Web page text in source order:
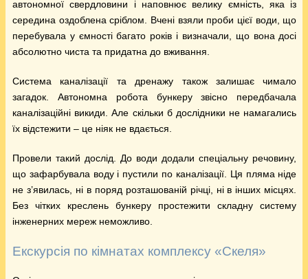
автономної свердловини і наповнює велику ємність, яка із
середина оздоблена сріблом. Вчені взяли проби цієї води, що
перебувала у ємності багато років і визначали, що вона досі
абсолютно чиста та придатна до вживання.
Система каналізації та дренажу також залишає чимало
загадок. Автономна робота бункеру звісно передбачала
каналізаційні викиди. Але скільки б дослідники не намагались
їх відстежити – це ніяк не вдається.
Провели такий дослід. До води додали спеціальну речовину,
що зафарбувала воду і пустили по каналізації. Ця пляма ніде
не з’явилась, ні в поряд розташованій річці, ні в інших місцях.
Без чітких креслень бункеру простежити складну систему
інженерних мереж неможливо.
Екскурсія по кімнатах комплексу «Скеля»